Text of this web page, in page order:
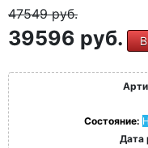
47549руб.
39596 руб.
Состояние:
Дата